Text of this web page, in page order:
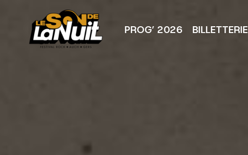
PROG’ 2026 BILLETTERIE